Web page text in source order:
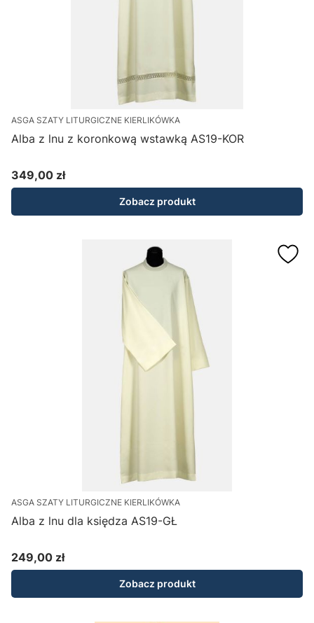
ASGA SZATY LITURGICZNE KIERLIKÓWKA
Alba z lnu z koronkową wstawką AS19-KOR
Cena
349,00 zł
Zobacz produkt
ASGA SZATY LITURGICZNE KIERLIKÓWKA
Alba z lnu dla księdza AS19-GŁ
Cena
249,00 zł
Zobacz produkt